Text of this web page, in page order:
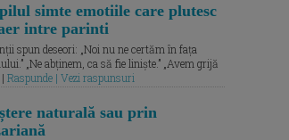
simte emotiile care plutesc
intre parinti
spun deseori: „Noi nu ne certăm în fața
„Ne abținem, ca să fie liniște.” „Avem grijă
Raspunde | Vezi raspunsuri
naturală sau prin